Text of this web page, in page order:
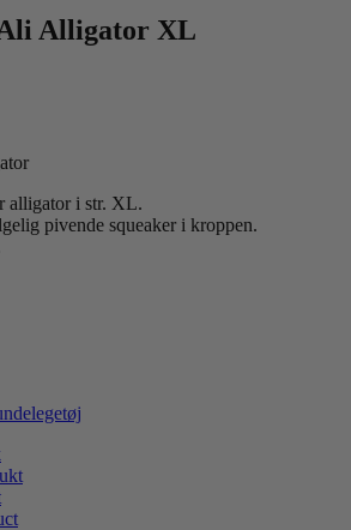
Alligator XL
alligator i str. XL.
pivende squeaker i kroppen.